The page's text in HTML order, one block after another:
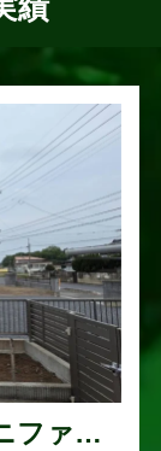
績
ファー